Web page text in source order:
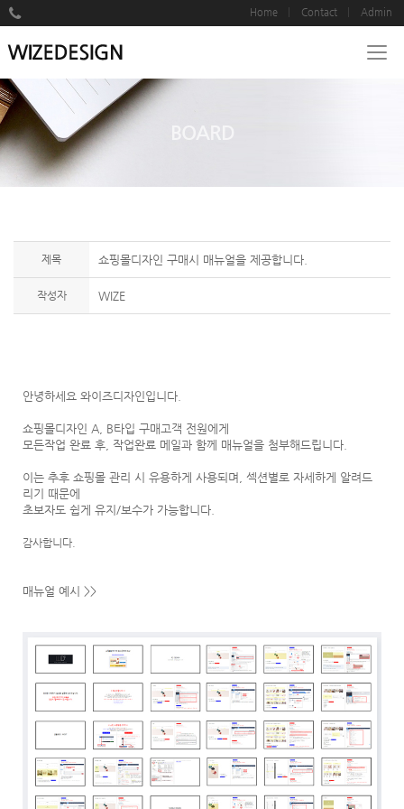
Home Contact Admin
BOARD
제목 쇼핑몰디자인 구매시 매뉴얼을 제공합니다.
작성자 WIZE
안녕하세요 와이즈디자인입니다.
쇼핑몰디자인 A, B타입 구매고객 전원에게
모든작업 완료 후, 작업완료 메일과 함께 매뉴얼을 첨부해드립니다.
이는 추후 쇼핑몰 관리 시 유용하게 사용되며, 섹션별로 자세하게 알려드
리기 때문에
초보자도 쉽게 유지/보수가 가능합니다.
감사합니다.
매뉴얼 예시 >>